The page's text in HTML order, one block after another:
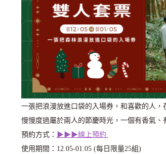
一張把浪漫放進口袋的入場券，和喜歡的人，
慢慢度過屬於兩人的節慶時光，一個有香氣、
預約方式： ▶▶▶線上預約
使用期間：12.05-01.05 (每日限量25組)